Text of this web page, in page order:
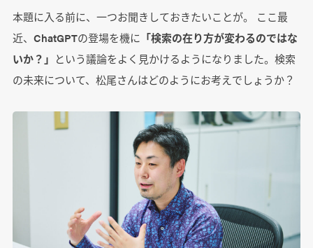
本題に入る前に、一つお聞きしておきたいことが。 ここ最
近、ChatGPTの登場を機に 「検索の在り方が変わるのではな
いか？」 という議論をよく見かけるようになりました。検索
の未来について、松尾さんはどのようにお考えでしょうか？